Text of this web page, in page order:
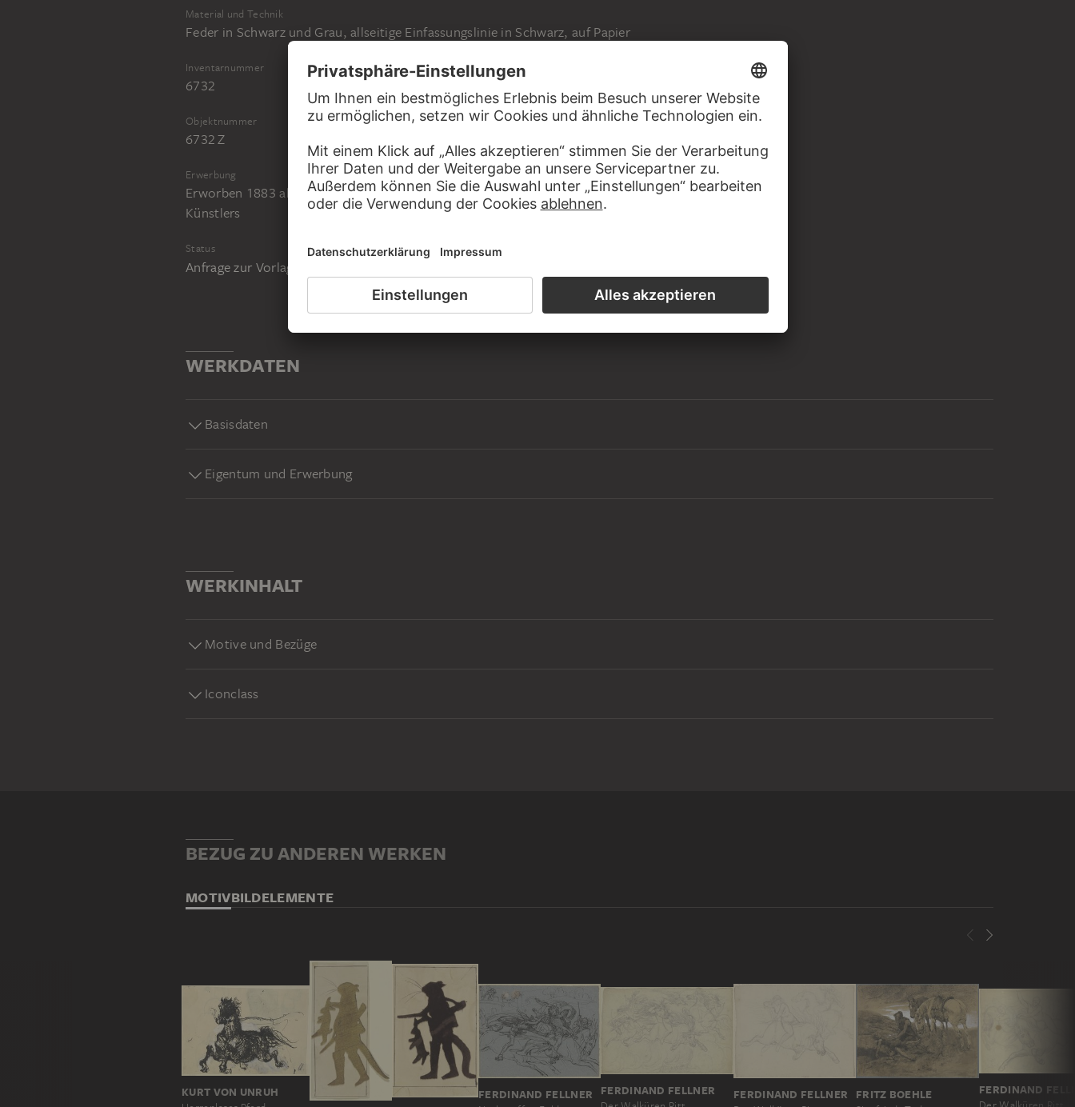
Material und Technik
Feder in Schwarz und Grau, allseitige Einfassungslinie in Schwarz, auf Papier
Inventarnummer
6732
Objektnummer
6732 Z
Erwerbung
Erworben 1883 als Vermächtnis von Christian Alexander Fellner aus dem Nachlass des
Künstlers
Status
Anfrage zur Vorlage im Studiensaal der Graphischen Sammlung
WERKDATEN
Basisdaten
Eigentum und Erwerbung
WERKINHALT
Motive und Bezüge
Iconclass
BEZUG ZU ANDEREN WERKEN
MOTIVBILDELEMENTE
KURT VON UNRUH FERDINAND FELLNER FERDINAND FELLNER FERDINAND FELLNER FRITZ BOEHLE FERDINAND